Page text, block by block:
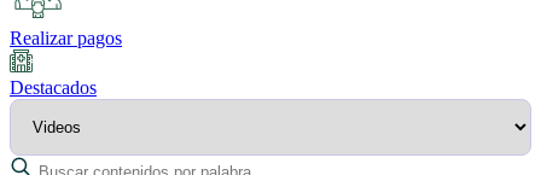
Realizar pagos
Destacados